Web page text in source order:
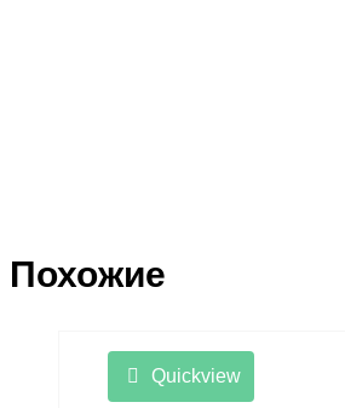
Похожие
Quickview